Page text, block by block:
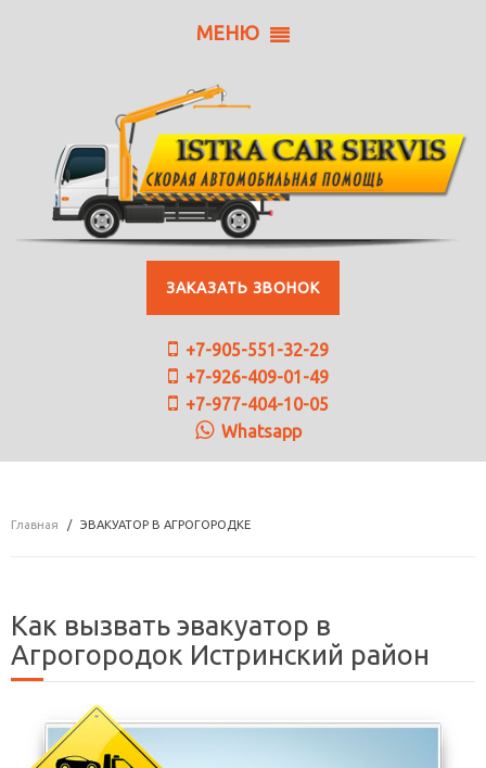
МЕНЮ
ЗАКАЗАТЬ ЗВОНОК
+7-905-551-32-29
+7-926-409-01-49
+7-977-404-10-05
Whatsapp
Главная ЭВАКУАТОР В АГРОГОРОДКЕ
Как вызвать эвакуатор в
Агрогородок Истринский район